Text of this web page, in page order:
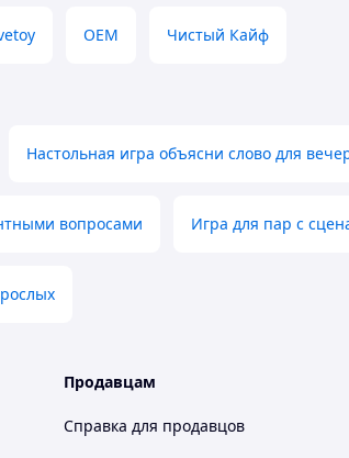
OEM Чистый Кайф
Настольная игра объясни слово для
вопросами Игра для пар с
Продавцам
Справка для продавцов